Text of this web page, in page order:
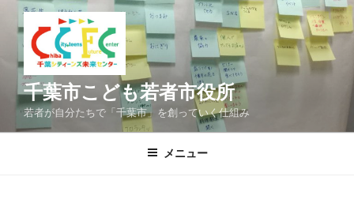
千葉市こども若者市役所
若者が自分たちで「千葉市」を創っていく仕組み
メニュー